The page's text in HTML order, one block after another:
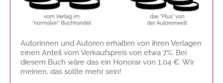
Autorinnen und Autoren erhalten von ihren Verlagen
einen Anteil vom Verkaufspreis von etwa 7%. Bei
diesem Buch wäre das ein Honorar von 1,04 €. Wir
meinen, das sollte mehr sein!